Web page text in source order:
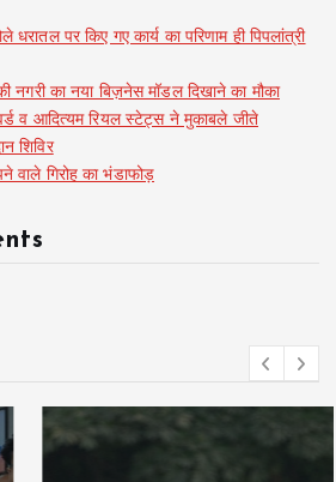
धरातल पर किए गए कार्य का परिणाम ही पिपलांत्री
नगरी का नया बिज़नेस मॉडल दिखाने का मौका
व आदित्यम रियल स्टेट्स ने मुकाबले जीते
शिविर
वाले गिरोह का भंडाफोड़